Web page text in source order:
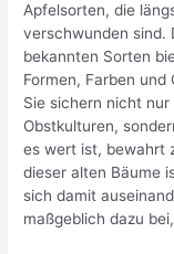
Apfelsorten, die
verschwunden sind.
bekannten Sorten
Formen, Farben
Sie sichern nicht
Obstkulturen,
es wert ist, bewahrt
dieser alten Bäume
sich damit
maßgeblich dazu